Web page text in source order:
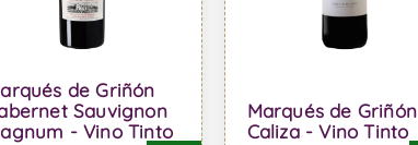
de Griñón
Sauvignon
- Vino Tinto
Marqués de Griñón
Caliza - Vino Tinto